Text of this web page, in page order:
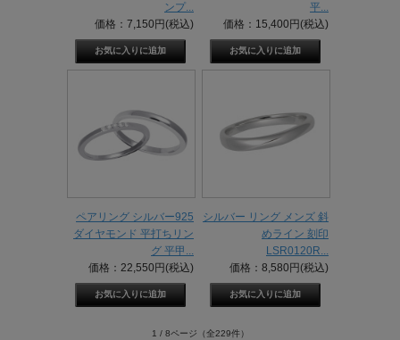
ンプ...
価格：7,150円(税込)
平...
価格：15,400円(税込)
ペアリング シルバー925
ダイヤモンド 平打ちリン
グ 平甲...
価格：22,550円(税込)
シルバー リング メンズ 斜
めライン 刻印
LSR0120R...
価格：8,580円(税込)
1 / 8ページ （全229件）